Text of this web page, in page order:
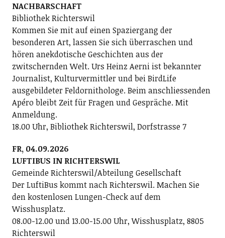
NACHBARSCHAFT
Bibliothek Richterswil
Kommen Sie mit auf einen Spaziergang der
besonderen Art, lassen Sie sich überraschen und
hören anekdotische Geschichten aus der
zwitschernden Welt. Urs Heinz Aerni ist bekannter
Journalist, Kulturvermittler und bei BirdLife
ausgebildeter Feldornithologe. Beim anschliessenden
Apéro bleibt Zeit für Fragen und Gespräche. Mit
Anmeldung.
18.00 Uhr, Bibliothek Richterswil, Dorfstrasse 7
FR, 04.09.2026
LUFTIBUS IN RICHTERSWIL
Gemeinde Richterswil/Abteilung Gesellschaft
Der LuftiBus kommt nach Richterswil. Machen Sie
den kostenlosen Lungen-Check auf dem
Wisshusplatz.
08.00-12.00 und 13.00-15.00 Uhr, Wisshusplatz, 8805
Richterswil